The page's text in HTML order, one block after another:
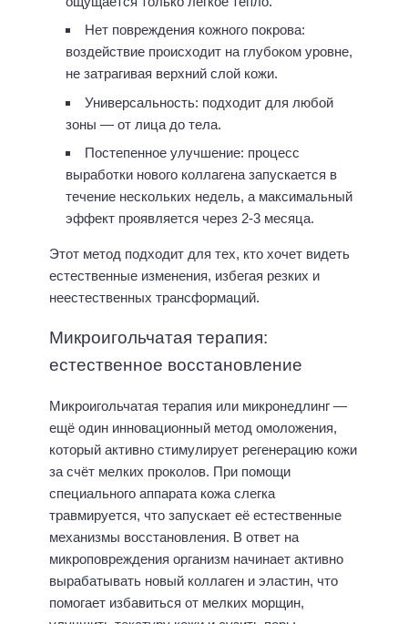
Нет повреждения кожного покрова:
воздействие происходит на глубоком уровне,
не затрагивая верхний слой кожи.
Универсальность: подходит для любой
зоны — от лица до тела.
Постепенное улучшение: процесс
выработки нового коллагена запускается в
течение нескольких недель, а максимальный
эффект проявляется через 2-3 месяца.
Этот метод подходит для тех, кто хочет видеть
естественные изменения, избегая резких и
неестественных трансформаций.
Микроигольчатая терапия:
естественное восстановление
Микроигольчатая терапия или микронедлинг —
ещё один инновационный метод омоложения,
который активно стимулирует регенерацию кожи
за счёт мелких проколов. При помощи
специального аппарата кожа слегка
травмируется, что запускает её естественные
механизмы восстановления. В ответ на
микроповреждения организм начинает активно
вырабатывать новый коллаген и эластин, что
помогает избавиться от мелких морщин,